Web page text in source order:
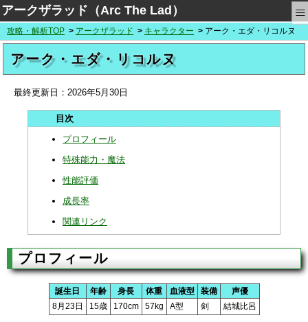
アークザラッド（Arc The Lad） ≡
攻略・解析TOP アークザラッド キャラクター アーク・エダ・リコルヌ
アーク・エダ・リコルヌ
最終更新日： 2026年5月30日
プロフィール
特殊能力・魔法
性能評価
成長率
関連リンク
プロフィール
誕生日 年齢 身長 体重 血液型 装備
声優
8月23日
15歳 170cm 57kg A型 剣 結城比呂